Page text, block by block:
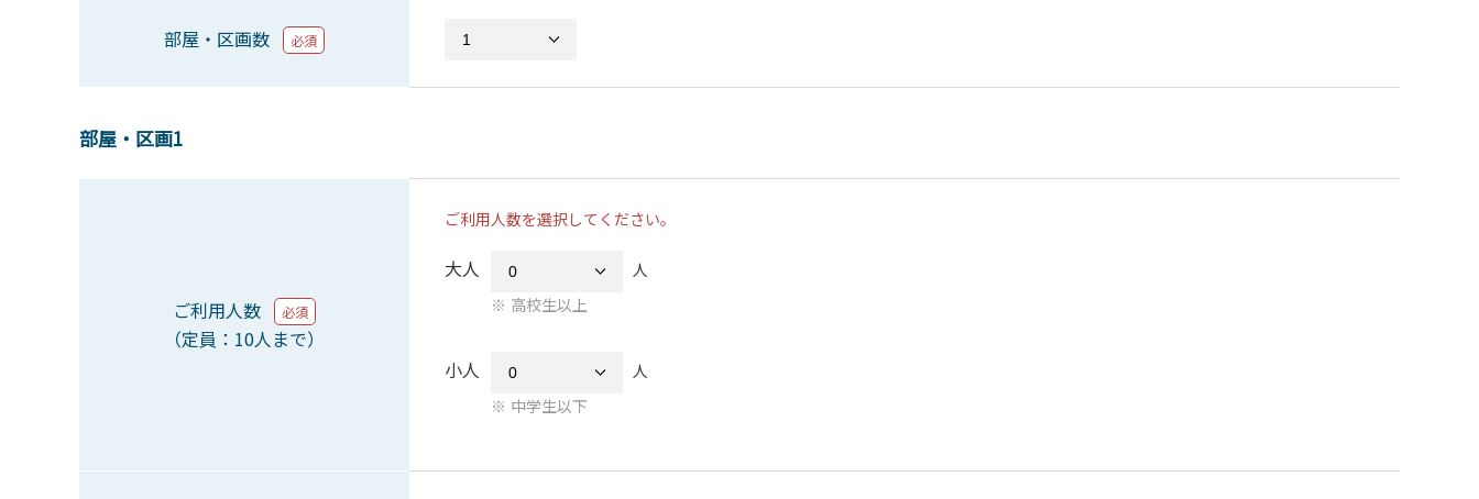
部屋・区画数 必須
部屋・区画1
ご利用人数 必須
（定員：10人まで）
ご利用人数を選択してください。
大人
人
高校生以上
小人
人
中学生以下